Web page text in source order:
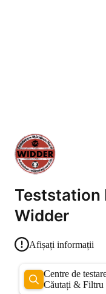
Teststation
Widder
Afișați informații
Centre de
Căutați & Filtru